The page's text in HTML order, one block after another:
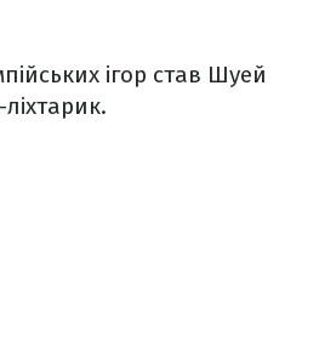
ігор став Шуей